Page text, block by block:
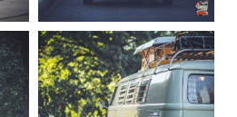
177
0
becombi